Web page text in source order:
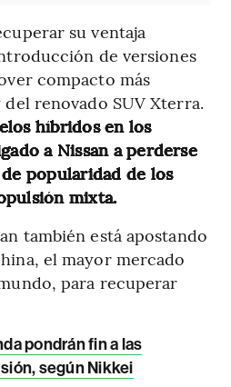
su ventaja
de versiones
compacto más
renovado SUV Xterra.
híbridos en los
a Nissan a perderse
popularidad de los
mixta.
también está apostando
el mayor mercado
para recuperar
pondrán fin a las
según Nikkei